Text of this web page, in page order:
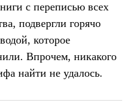
с переписью всех
подвергли горячо
которое
Впрочем, никакого
найти не удалось.